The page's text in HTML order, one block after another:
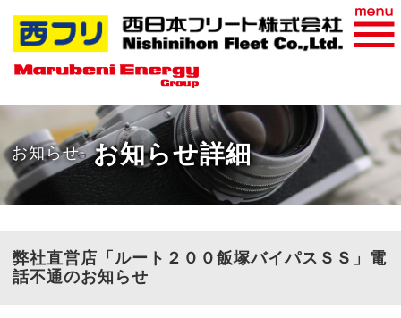
おすすめ商品
WEB請求書
お知らせ お知らせ詳細
弊社直営店「ルート２００飯塚バイパスＳＳ」電
話不通のお知らせ